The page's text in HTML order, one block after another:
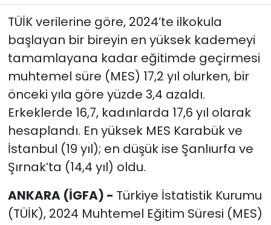
TÜİK verilerine göre, 2024’te ilkokula
başlayan bir bireyin en yüksek kademeyi
tamamlayana kadar eğitimde geçirmesi
muhtemel süre (MES) 17,2 yıl olurken, bir
önceki yıla göre yüzde 3,4 azaldı.
Erkeklerde 16,7, kadınlarda 17,6 yıl olarak
hesaplandı. En yüksek MES Karabük ve
İstanbul (19 yıl); en düşük ise Şanlıurfa ve
Şırnak’ta (14,4 yıl) oldu.
ANKARA (İGFA) - Türkiye İstatistik Kurumu
(TÜİK), 2024 Muhtemel Eğitim Süresi (MES)